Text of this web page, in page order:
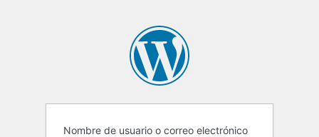
Nombre de usuario o correo electrónico